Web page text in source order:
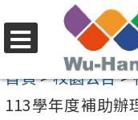
至
要
選
單
首頁>校園公告>
113學年度補助辦